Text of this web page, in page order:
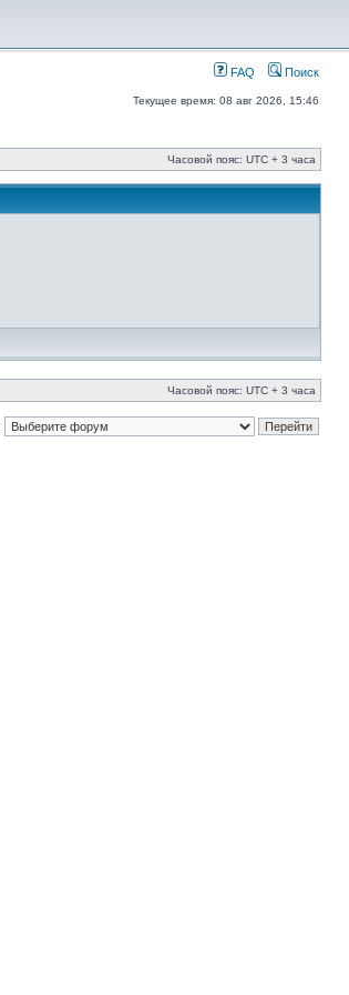
FAQ Поиск
Текущее время: 08 авг 2026, 15:46
Часовой пояс: UTC + 3 часа
Часовой пояс: UTC + 3 часа